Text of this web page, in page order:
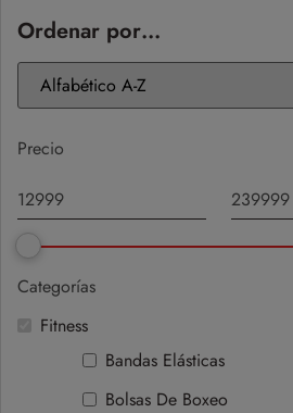
Ordenar por…
Precio
Categorías
Fitness
Bandas Elásticas
Bolsas De Boxeo